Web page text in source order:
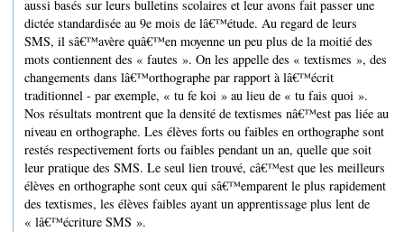
aussi basés sur leurs bulletins scolaires et leur avons fait passer une
dictée standardisée au 9e mois de lâ€™étude. Au regard de leurs
SMS, il sâ€™avère quâ€™en moyenne un peu plus de la moitié des
mots contiennent des « fautes ». On les appelle des « textismes », des
changements dans lâ€™orthographe par rapport à lâ€™écrit
traditionnel - par exemple, « tu fe koi » au lieu de « tu fais quoi ».
Nos résultats montrent que la densité de textismes nâ€™est pas liée au
niveau en orthographe. Les élèves forts ou faibles en orthographe sont
restés respectivement forts ou faibles pendant un an, quelle que soit
leur pratique des SMS. Le seul lien trouvé, câ€™est que les meilleurs
élèves en orthographe sont ceux qui sâ€™emparent le plus rapidement
des textismes, les élèves faibles ayant un apprentissage plus lent de
« lâ€™écriture SMS ».